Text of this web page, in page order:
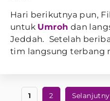
Hari berikutnya pun,
untuk Umroh dan
Jeddah. Setelah
tim langsung terbang
1 2